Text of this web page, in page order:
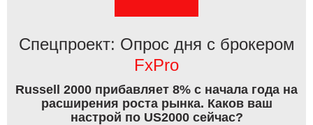
Спецпроект: Опрос дня с брокером
FxPro
Russell 2000 прибавляет 8% с начала года на
расширения роста рынка. Каков ваш
настрой по US2000 сейчас?